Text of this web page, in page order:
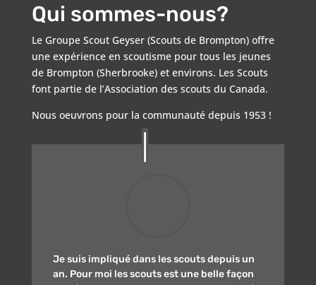
Qui sommes-nous?
Le Groupe Scout Geyser (Scouts de Brompton) offre
une expérience en scoutisme pour tous les jeunes
de Brompton (Sherbrooke) et environs. Les Scouts
font partie de l’Association des scouts du Canada.
Nous oeuvrons pour la communauté depuis 1953 !
Je suis impliqué dans les scouts depuis un
an. Pour moi les scouts est une belle façon